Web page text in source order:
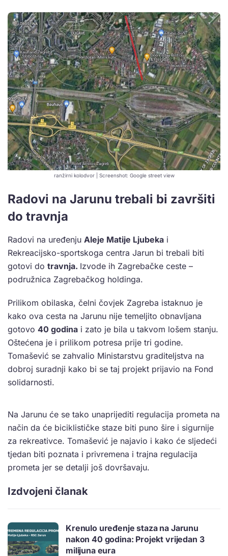
ranžirni kolodvor | Screenshot: Google street view
Radovi na Jarunu trebali bi završiti
do travnja
Radovi na uređenju Aleje Matije Ljubeka i
Rekreacijsko-sportskoga centra Jarun bi trebali biti
gotovi do travnja. Izvode ih Zagrebačke ceste –
podružnica Zagrebačkog holdinga.
Prilikom obilaska, čelni čovjek Zagreba istaknuo je
kako ova cesta na Jarunu nije temeljito obnavljana
gotovo 40 godina i zato je bila u takvom lošem stanju.
Oštećena je i prilikom potresa prije tri godine.
Tomašević se zahvalio Ministarstvu graditeljstva na
dobroj suradnji kako bi se taj projekt prijavio na Fond
solidarnosti.
Na Jarunu će se tako unaprijediti regulacija prometa na
način da će biciklističke staze biti puno šire i sigurnije
za rekreativce. Tomašević je najavio i kako će sljedeći
tjedan biti poznata i privremena i trajna regulacija
prometa jer se detalji još dovršavaju.
Izdvojeni članak
Krenulo uređenje staza na Jarunu
nakon 40 godina: Projekt vrijedan 3
milijuna eura